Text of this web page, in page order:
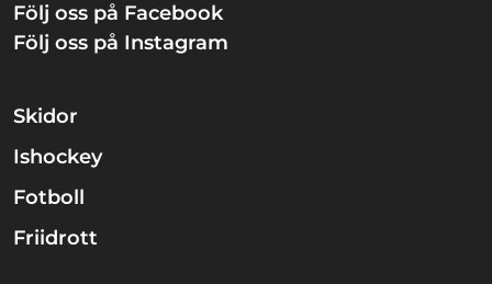
Följ oss på Facebook
Följ oss på Instagram
Skidor
Ishockey
Fotboll
Friidrott